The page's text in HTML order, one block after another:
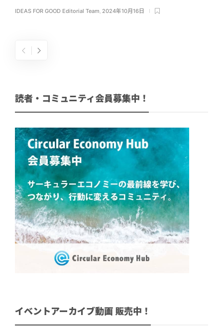
IDEAS FOR GOOD Editorial Team, 2024年10月16日
読者・コミュニティ会員募集中！
イベントアーカイブ動画 販売中！